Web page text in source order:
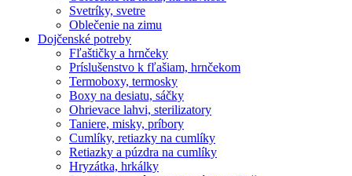
Svetríky, svetre
Oblečenie na zimu
Dojčenské potreby
Fľaštičky a hrnčeky
Príslušenstvo k fľašiam, hrnčekom
Termoboxy, termosky
Boxy na desiatu, sáčky
Ohrievace lahvi, sterilizatory
Taniere, misky, príbory
Cumlíky, retiazky na cumlíky
Retiazky a púzdra na cumlíky
Hryzátka, hrkálky